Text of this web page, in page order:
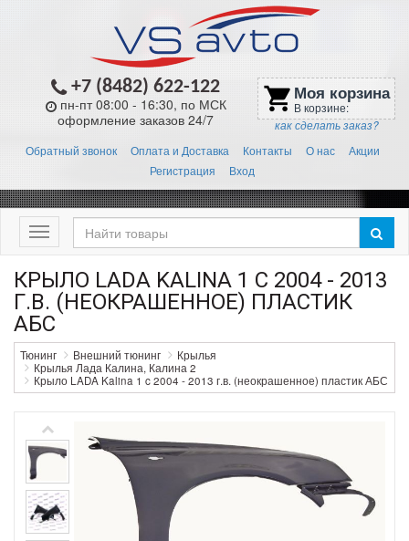
+7 (8482) 622-122
пн-пт 08:00 - 16:30, по МСК
оформление заказов 24/7
shopping_cart Моя корзина
В корзине:
как сделать заказ?
Обратный звонок Оплата и Доставка Контакты О нас
Акции
Регистрация
Вход
Меню
КРЫЛО LADA KALINA 1 C 2004 - 2013
Г.В. (НЕОКРАШЕННОЕ) ПЛАСТИК
АБС
Тюнинг Внешний тюнинг
Крылья
Крылья Лада Калина, Калина 2
Крыло LADA Kalina 1 c 2004 - 2013 г.в. (неокрашенное) пластик АБС